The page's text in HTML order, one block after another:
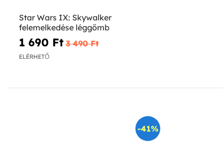
Star Wars IX: Skywalker
felemelkedése léggömb
1 690 Ft‎ 3 490 Ft‎
ELÉRHETŐ
-41%